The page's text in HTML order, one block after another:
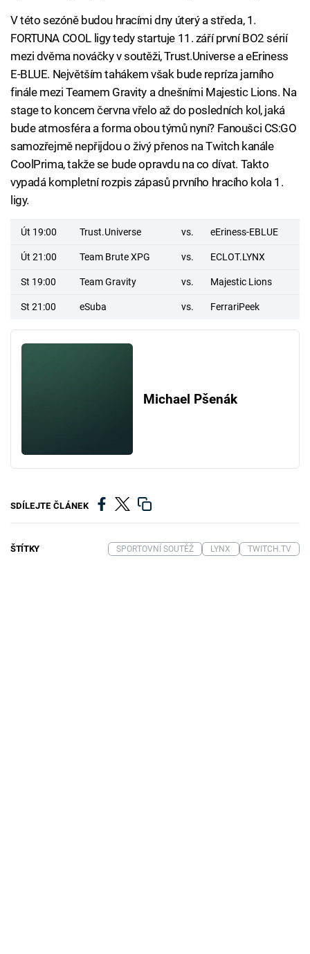
V této sezóně budou hracími dny úterý a středa, 1.
FORTUNA COOL ligy tedy startuje 11. září první BO2 sérií
mezi dvěma nováčky v soutěži, Trust.Universe a eEriness
E-BLUE. Největším tahákem však bude repríza jarního
finále mezi Teamem Gravity a dnešními Majestic Lions. Na
stage to koncem června vřelo až do posledních kol, jaká
bude atmosféra a forma obou týmů nyní? Fanoušci CS:GO
samozřejmě nepřijdou o živý přenos na Twitch kanále
CoolPrima, takže se bude opravdu na co dívat. Takto
vypadá kompletní rozpis zápasů prvního hracího kola 1.
ligy.
Út 19:00 Trust.Universe vs. eEriness-EBLUE
Út 21:00 Team Brute XPG vs. ECLOT.LYNX
St 19:00 Team Gravity vs. Majestic Lions
St 21:00 eSuba vs. FerrariPeek
Michael Pšenák
SDÍLEJTE ČLÁNEK
ŠTÍTKY SPORTOVNÍ SOUTĚŽ LYNX TWITCH.TV